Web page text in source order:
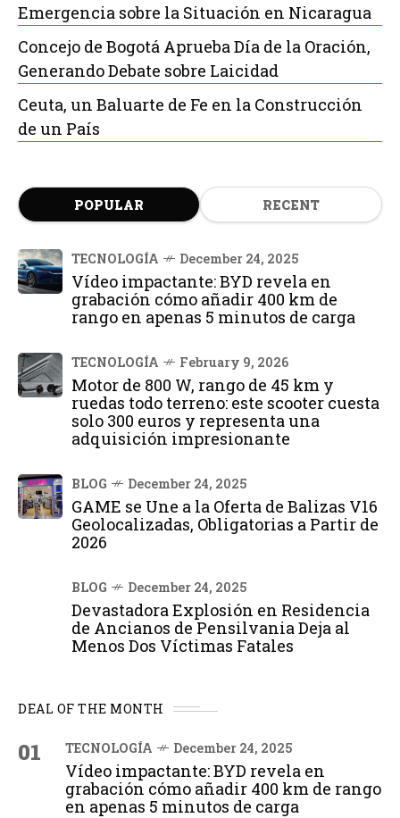
Emergencia sobre la Situación en Nicaragua
Concejo de Bogotá Aprueba Día de la Oración,
Generando Debate sobre Laicidad
Ceuta, un Baluarte de Fe en la Construcción
de un País
POPULAR RECENT
TECNOLOGÍA December 24, 2025
Vídeo impactante: BYD revela en
grabación cómo añadir 400 km de
rango en apenas 5 minutos de carga
TECNOLOGÍA February 9, 2026
Motor de 800 W, rango de 45 km y
ruedas todo terreno: este scooter cuesta
solo 300 euros y representa una
adquisición impresionante
BLOG December 24, 2025
GAME se Une a la Oferta de Balizas V16
Geolocalizadas, Obligatorias a Partir de
2026
BLOG December 24, 2025
Devastadora Explosión en Residencia
de Ancianos de Pensilvania Deja al
Menos Dos Víctimas Fatales
DEAL OF THE MONTH
01 TECNOLOGÍA December 24, 2025
Vídeo impactante: BYD revela en
grabación cómo añadir 400 km de rango
en apenas 5 minutos de carga